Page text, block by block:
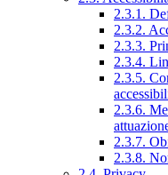
2.3.1.
2.3.2.
2.3.3.
2.3.4.
2.3.5.
2.3.6.
2.3.7.
2.3.8.